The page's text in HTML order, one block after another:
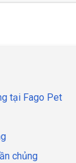
tại Fago Pet
chủng